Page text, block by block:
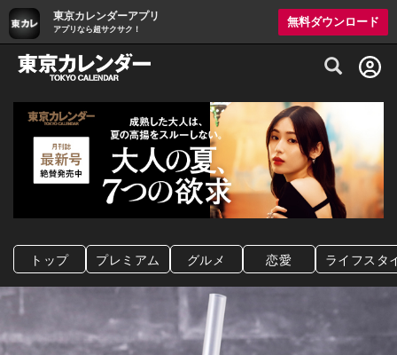
東京カレンダーアプリ
アプリなら超サクサク！
無料ダウンロード
グルメ情報・プレミアムレストラン予約
トップ プレミアム グルメ 恋愛 ライフスタ